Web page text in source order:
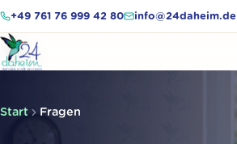
+49 761 76 999 42 80 info@24daheim.de
Start Fragen